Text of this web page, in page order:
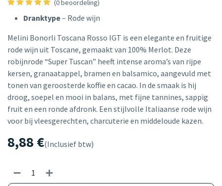
(0 beoordeling)
Dranktype– Rode wijn
Melini Bonorli Toscana Rosso IGT is een elegante en fruitige
rode wijn uit Toscane, gemaakt van 100% Merlot. Deze
robijnrode “Super Tuscan” heeft intense aroma’s van rijpe
kersen, granaatappel, bramen en balsamico, aangevuld met
tonen van geroosterde koffie en cacao. In de smaak is hij
droog, soepel en mooi in balans, met fijne tannines, sappig
fruit en een ronde afdronk. Een stijlvolle Italiaanse rode wijn
voor bij vleesgerechten, charcuterie en middeloude kazen.
8,88€(Inclusief btw)